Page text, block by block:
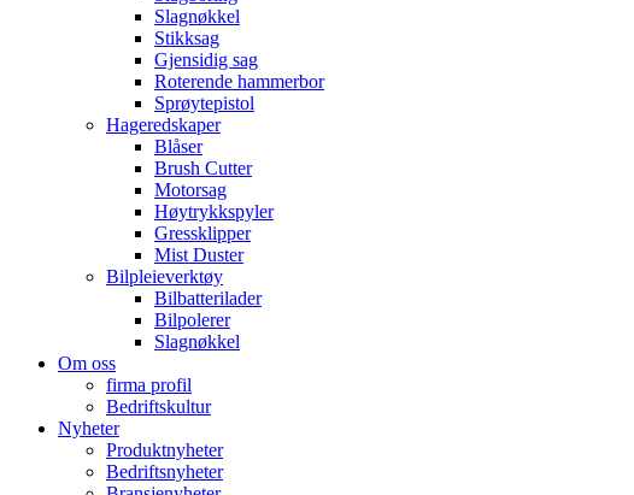
Slagnøkkel
Stikksag
Gjensidig sag
Roterende hammerbor
Sprøytepistol
Hageredskaper
Blåser
Brush Cutter
Motorsag
Høytrykkspyler
Gressklipper
Mist Duster
Bilpleieverktøy
Bilbatterilader
Bilpolerer
Slagnøkkel
Om oss
firma profil
Bedriftskultur
Nyheter
Produktnyheter
Bedriftsnyheter